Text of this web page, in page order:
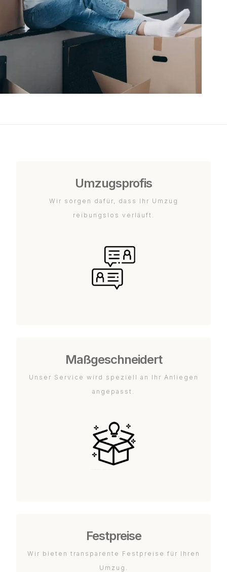
Umzugsprofis
Wir sorgen dafür, dass Ihr Umzug
reibungslos verläuft.
Maßgeschneidert
Unser Service wird speziell an Ihr Anliegen
angepasst.
Festpreise
Wir bieten transparente Festpreise für Ihren
Umzug.